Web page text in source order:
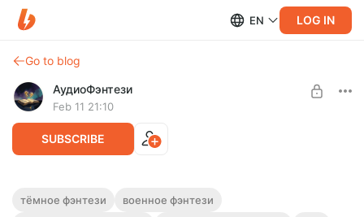
EN LOG IN
Go to blog
АудиоФэнтези
Feb 11 21:10
SUBSCRIBE
Аудиокнига фэнтези "Топоры"
тёмное фэнтези
военное фэнтези